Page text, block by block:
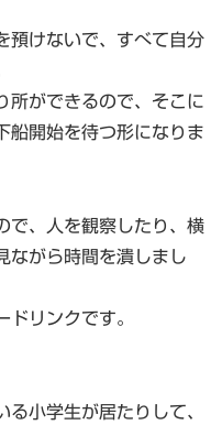
預けないで、すべて自分
所ができるので、そこに
船開始を待つ形になりま
で、人を観察したり、横
ながら時間を潰しまし
リンクです。
小学生が居たりして、